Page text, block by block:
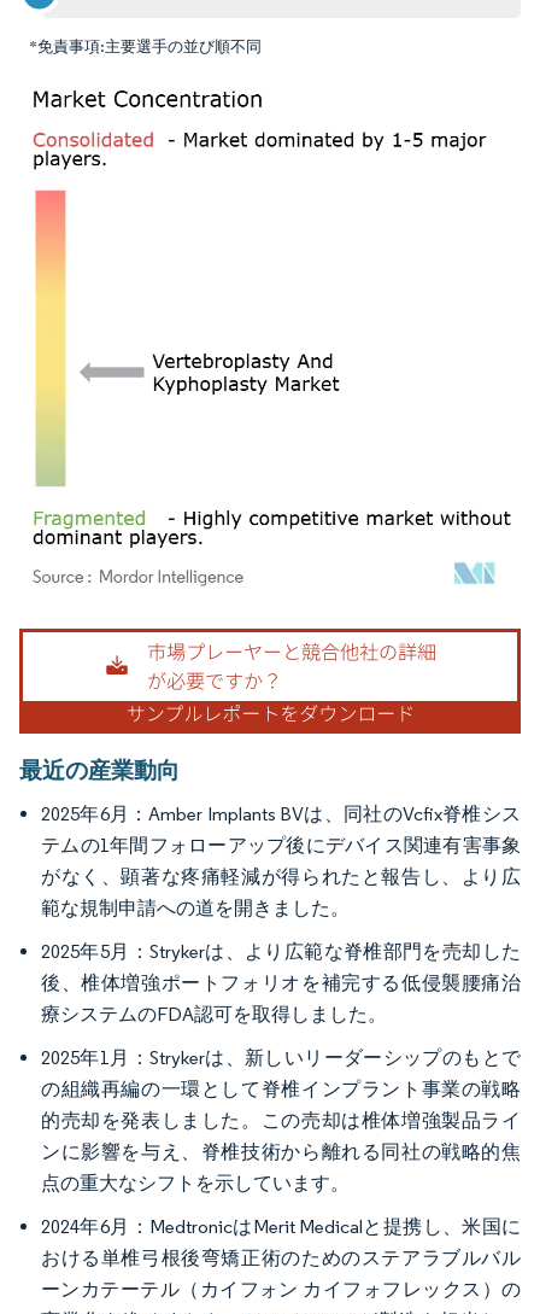
*免責事項:主要選手の並び順不同
画像 © Mordor Intelligence。再利用にはCC BY 4.0の表示が必要です。
最近の産業動向
2025年6月：Amber Implants BVは、同社のVcfix脊椎シス
テムの1年間フォローアップ後にデバイス関連有害事象
がなく、顕著な疼痛軽減が得られたと報告し、より広
範な規制申請への道を開きました。
2025年5月：Strykerは、より広範な脊椎部門を売却した
後、椎体増強ポートフォリオを補完する低侵襲腰痛治
療システムのFDA認可を取得しました。
2025年1月：Strykerは、新しいリーダーシップのもとで
の組織再編の一環として脊椎インプラント事業の戦略
的売却を発表しました。この売却は椎体増強製品ライ
ンに影響を与え、脊椎技術から離れる同社の戦略的焦
点の重大なシフトを示しています。
2024年6月：MedtronicはMerit Medicalと提携し、米国に
おける単椎弓根後弯矯正術のためのステアラブルバル
ーンカテーテル（カイフォン カイフォフレックス）の